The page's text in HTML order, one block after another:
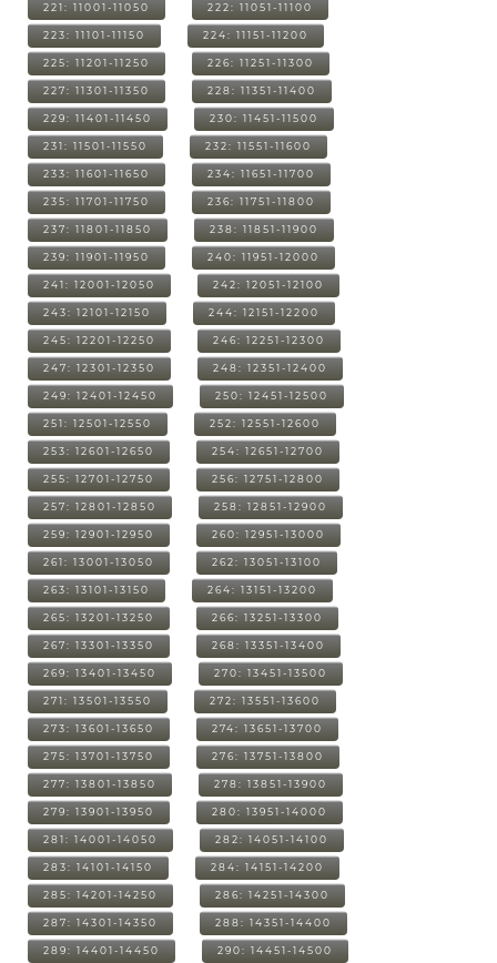
221: 11001-11050 222: 11051-11100
223: 11101-11150 224: 11151-11200
225: 11201-11250 226: 11251-11300
227: 11301-11350 228: 11351-11400
229: 11401-11450 230: 11451-11500
231: 11501-11550 232: 11551-11600
233: 11601-11650 234: 11651-11700
235: 11701-11750 236: 11751-11800
237: 11801-11850 238: 11851-11900
239: 11901-11950 240: 11951-12000
241: 12001-12050 242: 12051-12100
243: 12101-12150 244: 12151-12200
245: 12201-12250 246: 12251-12300
247: 12301-12350 248: 12351-12400
249: 12401-12450 250: 12451-12500
251: 12501-12550 252: 12551-12600
253: 12601-12650 254: 12651-12700
255: 12701-12750 256: 12751-12800
257: 12801-12850 258: 12851-12900
259: 12901-12950 260: 12951-13000
261: 13001-13050 262: 13051-13100
263: 13101-13150 264: 13151-13200
265: 13201-13250 266: 13251-13300
267: 13301-13350 268: 13351-13400
269: 13401-13450 270: 13451-13500
271: 13501-13550 272: 13551-13600
273: 13601-13650 274: 13651-13700
275: 13701-13750 276: 13751-13800
277: 13801-13850 278: 13851-13900
279: 13901-13950 280: 13951-14000
281: 14001-14050 282: 14051-14100
283: 14101-14150 284: 14151-14200
285: 14201-14250 286: 14251-14300
287: 14301-14350 288: 14351-14400
289: 14401-14450 290: 14451-14500